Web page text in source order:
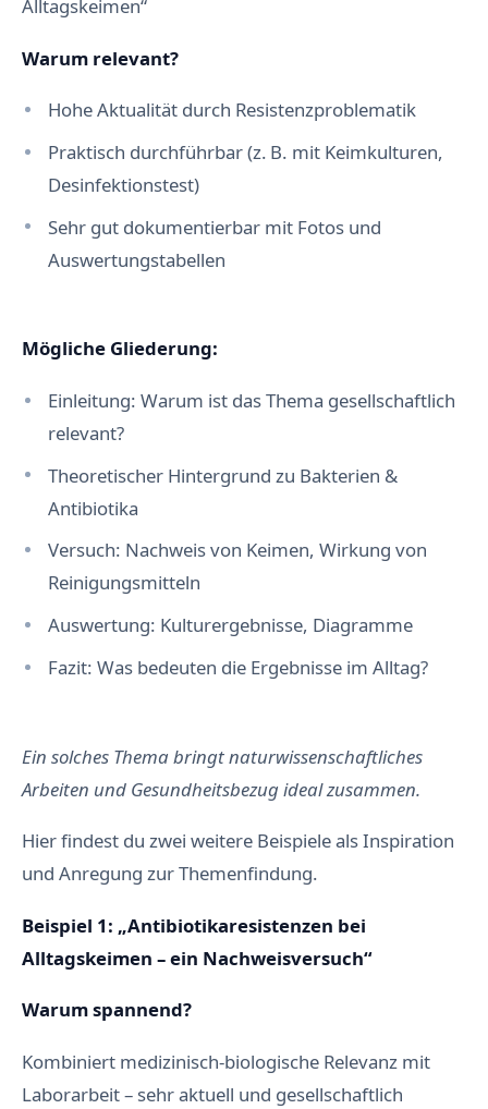
Alltagskeimen“
Warum relevant?
Hohe Aktualität durch Resistenzproblematik
Praktisch durchführbar (z. B. mit Keimkulturen,
Desinfektionstest)
Sehr gut dokumentierbar mit Fotos und
Auswertungstabellen
Mögliche Gliederung:
Einleitung: Warum ist das Thema gesellschaftlich
relevant?
Theoretischer Hintergrund zu Bakterien &
Antibiotika
Versuch: Nachweis von Keimen, Wirkung von
Reinigungsmitteln
Auswertung: Kulturergebnisse, Diagramme
Fazit: Was bedeuten die Ergebnisse im Alltag?
Ein solches Thema bringt naturwissenschaftliches
Arbeiten und Gesundheitsbezug ideal zusammen.
Hier findest du zwei weitere Beispiele als Inspiration
und Anregung zur Themenfindung.
Beispiel 1: „Antibiotikaresistenzen bei
Alltagskeimen – ein Nachweisversuch“
Warum spannend?
Kombiniert medizinisch-biologische Relevanz mit
Laborarbeit – sehr aktuell und gesellschaftlich